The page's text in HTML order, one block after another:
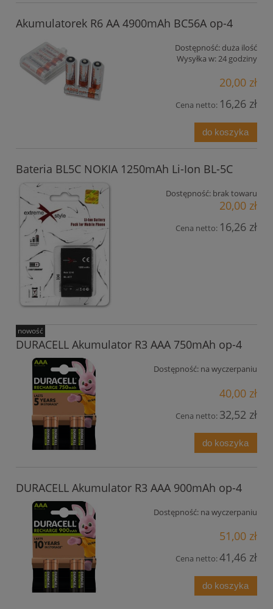
Akumulatorek R6 AA 4900mAh BC56A op-4
Dostępność: duża ilość
Wysyłka w:24 godziny
20,00 zł
Cena netto: 16,26 zł
do koszyka
Bateria BL5C NOKIA 1250mAh Li-Ion BL-5C
Dostępność: brak towaru
20,00 zł
Cena netto: 16,26 zł
DURACELL Akumulator R3 AAA 750mAh op-4
Dostępność: na wyczerpaniu
40,00 zł
Cena netto: 32,52 zł
do koszyka
nowość
DURACELL Akumulator R3 AAA 900mAh op-4
Dostępność: na wyczerpaniu
51,00 zł
Cena netto:41,46 zł
do koszyka